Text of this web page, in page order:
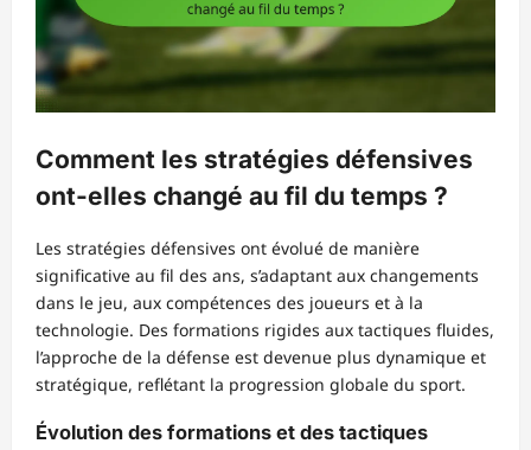
Comment les stratégies défensives
ont-elles changé au fil du temps ?
Les stratégies défensives ont évolué de manière
significative au fil des ans, s’adaptant aux changements
dans le jeu, aux compétences des joueurs et à la
technologie. Des formations rigides aux tactiques fluides,
l’approche de la défense est devenue plus dynamique et
stratégique, reflétant la progression globale du sport.
Évolution des formations et des tactiques